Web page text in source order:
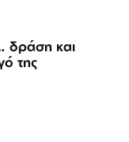
και
της